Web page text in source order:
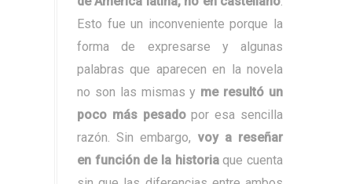
Esto fue un inconveniente porque la
forma de expresarse y algunas
palabras que aparecen en la novela
no son las mismas y me resultó un
poco más pesadopor esa sencilla
razón. Sin embargo, voy a reseñar
en función de la historiaque cuenta